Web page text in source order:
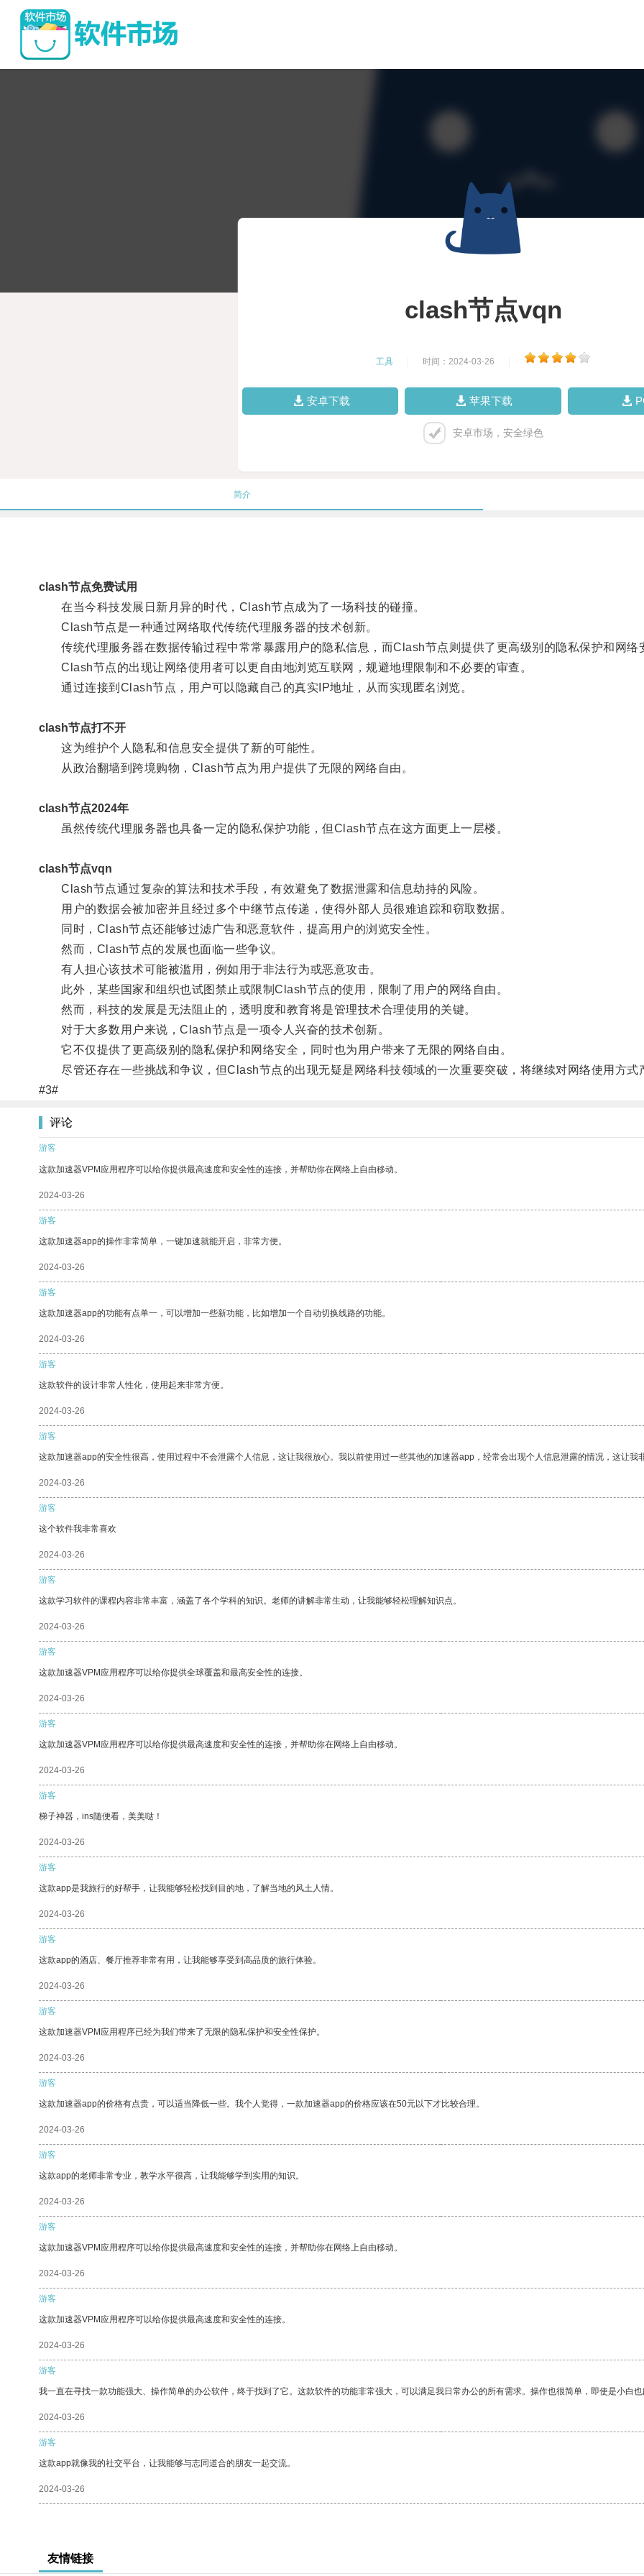
clash节点vqn
工具 时间：2024-03-26
安卓下载 苹果下载
安卓市场，安全绿色
简介
clash节点免费试用
在当今科技发展日新月异的时代，Clash节点成为了一场科技的碰撞。
Clash节点是一种通过网络取代传统代理服务器的技术创新。
传统代理服务器在数据传输过程中常常暴露用户的隐私信息，而Clash节点则提供了更高级别的隐私保护和网络
Clash节点的出现让网络使用者可以更自由地浏览互联网，规避地理限制和不必要的审查。
通过连接到Clash节点，用户可以隐藏自己的真实IP地址，从而实现匿名浏览。
clash节点打不开
这为维护个人隐私和信息安全提供了新的可能性。
从政治翻墙到跨境购物，Clash节点为用户提供了无限的网络自由。
clash节点2024年
虽然传统代理服务器也具备一定的隐私保护功能，但Clash节点在这方面更上一层楼。
clash节点vqn
Clash节点通过复杂的算法和技术手段，有效避免了数据泄露和信息劫持的风险。
用户的数据会被加密并且经过多个中继节点传递，使得外部人员很难追踪和窃取数据。
同时，Clash节点还能够过滤广告和恶意软件，提高用户的浏览安全性。
然而，Clash节点的发展也面临一些争议。
有人担心该技术可能被滥用，例如用于非法行为或恶意攻击。
此外，某些国家和组织也试图禁止或限制Clash节点的使用，限制了用户的网络自由。
然而，科技的发展是无法阻止的，透明度和教育将是管理技术合理使用的关键。
对于大多数用户来说，Clash节点是一项令人兴奋的技术创新。
它不仅提供了更高级别的隐私保护和网络安全，同时也为用户带来了无限的网络自由。
尽管还存在一些挑战和争议，但Clash节点的出现无疑是网络科技领域的一次重要突破，将继续对网络使用方式
#3#
评论
游客
这款加速器VPM应用程序可以给你提供最高速度和安全性的连接，并帮助你在网络上自由移动。
2024-03-26
游客
这款加速器app的操作非常简单，一键加速就能开启，非常方便。
2024-03-26
游客
这款加速器app的功能有点单一，可以增加一些新功能，比如增加一个自动切换线路的功能。
2024-03-26
游客
这款软件的设计非常人性化，使用起来非常方便。
2024-03-26
游客
这款加速器app的安全性很高，使用过程中不会泄露个人信息，这让我很放心。我以前使用过一些其他的加速器app，经常会出现个人信息泄露的情况，这让我
2024-03-26
游客
这个软件我非常喜欢
2024-03-26
游客
这款学习软件的课程内容非常丰富，涵盖了各个学科的知识。老师的讲解非常生动，让我能够轻松理解知识点。
2024-03-26
游客
这款加速器VPM应用程序可以给你提供全球覆盖和最高安全性的连接。
2024-03-26
游客
这款加速器VPM应用程序可以给你提供最高速度和安全性的连接，并帮助你在网络上自由移动。
2024-03-26
游客
梯子神器，ins随便看，美美哒！
2024-03-26
游客
这款app是我旅行的好帮手，让我能够轻松找到目的地，了解当地的风土人情。
2024-03-26
游客
这款app的酒店、餐厅推荐非常有用，让我能够享受到高品质的旅行体验。
2024-03-26
游客
这款加速器VPM应用程序已经为我们带来了无限的隐私保护和安全性保护。
2024-03-26
游客
这款加速器app的价格有点贵，可以适当降低一些。我个人觉得，一款加速器app的价格应该在50元以下才比较合理。
2024-03-26
游客
这款app的老师非常专业，教学水平很高，让我能够学到实用的知识。
2024-03-26
游客
这款加速器VPM应用程序可以给你提供最高速度和安全性的连接，并帮助你在网络上自由移动。
2024-03-26
游客
这款加速器VPM应用程序可以给你提供最高速度和安全性的连接。
2024-03-26
游客
我一直在寻找一款功能强大、操作简单的办公软件，终于找到了它。这款软件的功能非常强大，可以满足我日常办公的所有需求。操作也很简单，即使是小白也
2024-03-26
游客
这款app就像我的社交平台，让我能够与志同道合的朋友一起交流。
2024-03-26
友情链接